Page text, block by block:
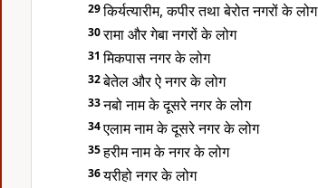
29किर्यत्यारीम, कपीर तथा बेरोत नगरों के लोग
30रामा और गेबा नगरों के लोग
31मिकपास नगर के लोग
32बेतेल और ऐ नगर के लोग
33नबो नाम के दूसरे नगर के लोग
34एलाम नाम के दूसरे नगर के लोग
35हरीम नाम के नगर के लोग
36यरीहो नगर के लोग